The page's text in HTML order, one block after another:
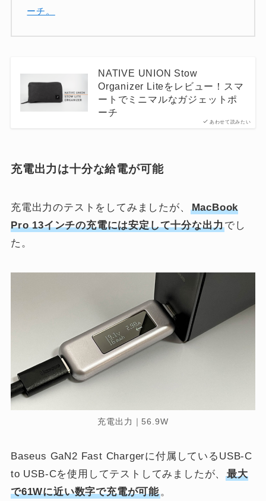
ーチ。
あわせて読みたい
NATIVE UNION Stow
Organizer Liteをレビュー！スマ
ートでミニマルなガジェットポ
ーチ
充電出力は十分な給電が可能
充電出力のテストをしてみましたが、
MacBook
Pro 13インチの充電には安定して十分な出力でし
た。
充電出力｜56.9W
Baseus GaN2 Fast Chargerに付属しているUSB-C
to USB-Cを使用してテストしてみましたが、最大
で61Wに近い数字で充電が可能。